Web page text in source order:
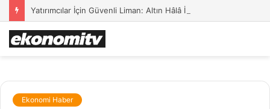
Yatırımcılar İçin Güvenli Liman: Altın Hâlâ İlk Sırada mı?
Ekonomi Haber